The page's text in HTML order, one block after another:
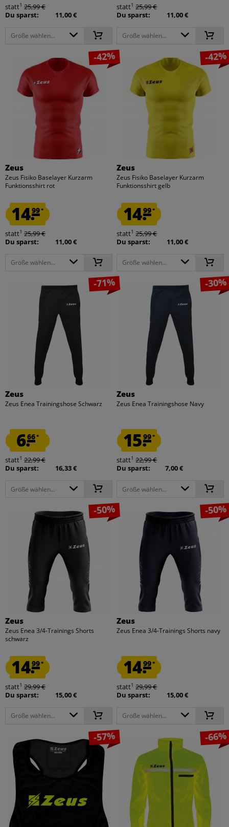
statt1 25,99 €
Du sparst:
11,00 €
Größe wählen...
statt1 25,99 €
Du sparst:
11,00 €
Größe wählen...
-42%
Zeus
Zeus Fisiko Baselayer Kurzarm
Funktionsshirt rot
14.99*
statt1 25,99 €
Du sparst:
11,00 €
Größe wählen...
-42%
Zeus
Zeus Fisiko Baselayer Kurzarm
Funktionsshirt gelb
14.99*
statt1 25,99 €
Du sparst:
11,00 €
Größe wählen...
-71%
Zeus
Zeus Enea Trainingshose Schwarz
6.66*
statt1 22,99 €
Du sparst:
16,33 €
Größe wählen...
-30%
Zeus
Zeus Enea Trainingshose Navy
15.99*
statt1 22,99 €
Du sparst:
7,00 €
Größe wählen...
-50%
Zeus
Zeus Enea 3/4-Trainings Shorts
schwarz
14.99*
statt1 29,99 €
Du sparst:
15,00 €
Größe wählen...
-50%
Zeus
Zeus Enea 3/4-Trainings Shorts navy
14.99*
statt1 29,99 €
Du sparst:
15,00 €
Größe wählen...
-57% -66%